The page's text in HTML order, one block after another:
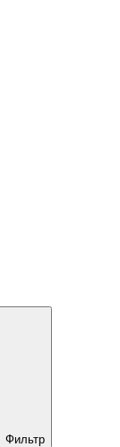
Фильтр